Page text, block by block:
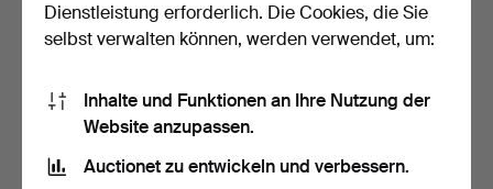
EINE ARMBANDUHR,
Revue Thommen,
Landmark, …
20 Gebote
ARMBANDUHR, Corum,
Dienstleistung erforderlich. Die Cookies, die Sie
selbst verwalten können, werden verwendet, um:
Inhalte und Funktionen an Ihre Nutzung der
Website anzupassen.
Auctionet zu entwickeln und verbessern.